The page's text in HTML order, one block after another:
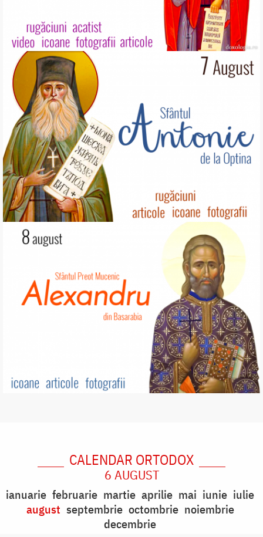
CALENDAR ORTODOX
6 AUGUST
ianuarie februarie martie aprilie mai iunie iulie
august septembrie octombrie noiembrie
decembrie